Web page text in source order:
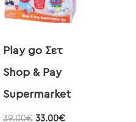
Play go Σετ
Shop & Pay
Supermarket
39.00€ 33.00€